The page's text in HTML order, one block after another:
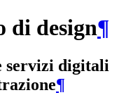
di design¶
servizi digitali
¶